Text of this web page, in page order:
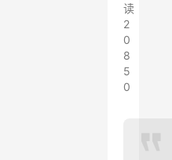
读
2
0
8
5
0